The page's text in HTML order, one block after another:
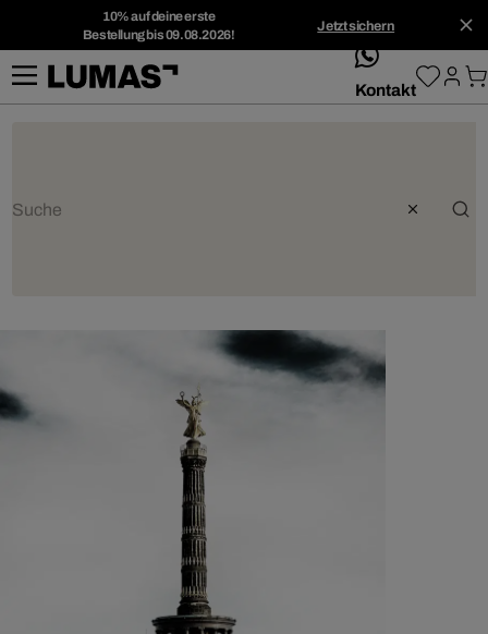
10% auf deine erste
Bestellung bis 09.08.2026!
Jetzt sichern
whatsApp
Kontakt